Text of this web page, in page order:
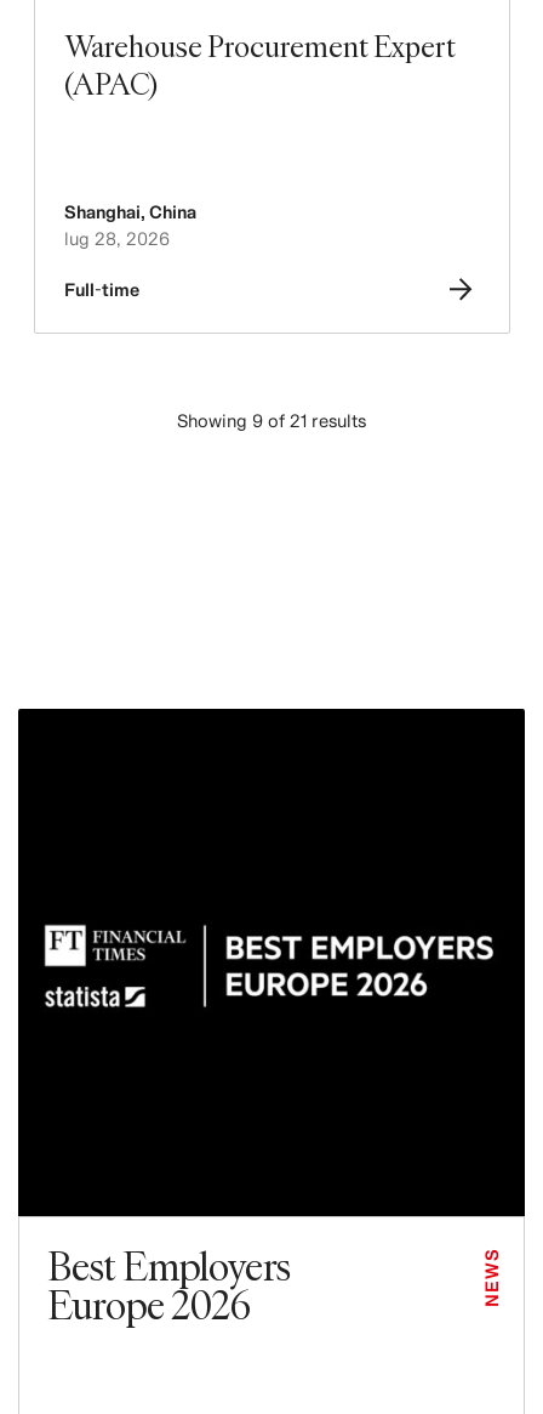
Warehouse Procurement Expert
(APAC)
Shanghai, China
lug 28, 2026
Full-time
Showing 9 of 21 results
Best Employers
Europe 2026 NEWS